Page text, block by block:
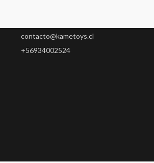
contacto@kametoys.cl
+56934002524